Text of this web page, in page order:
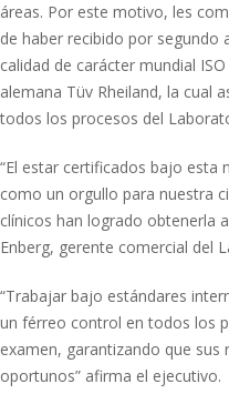
áreas. Por este motivo, les
de haber recibido por segundo
calidad de carácter mundial
alemana Tüv Rheiland, la cual
todos los procesos del
“El estar certificados bajo esta
como un orgullo para nuestra
clínicos han logrado obtenerla
Enberg, gerente comercial del
“Trabajar bajo estándares
un férreo control en todos los
examen, garantizando que
oportunos” afirma el ejecutivo.